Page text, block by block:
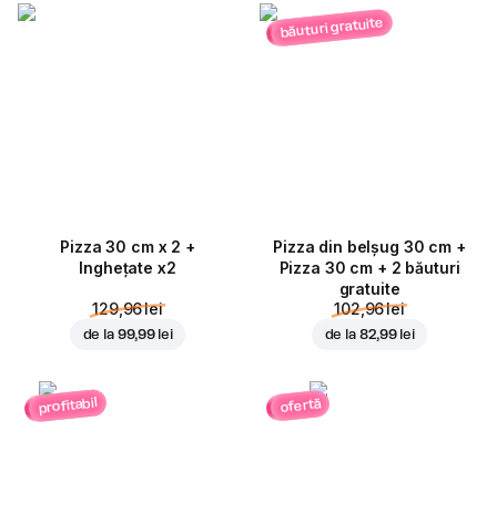
Pizza 30 cm x 2 +
Inghețate x2
129,96 lei
de la 99,99 lei
băuturi gratuite
Pizza din belșug 30 cm +
Pizza 30 cm + 2 băuturi
gratuite
102,96 lei
de la 82,99 lei
profitabil ofertă